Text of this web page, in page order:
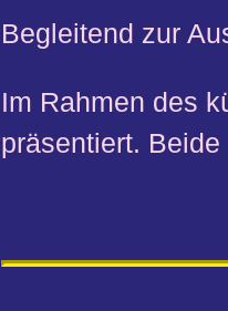
Begleitend zur
Im Rahmen des
präsentiert.